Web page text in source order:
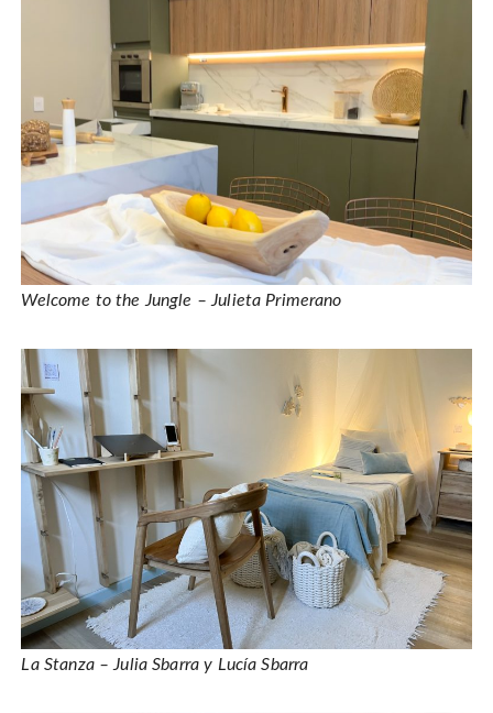
Welcome to the Jungle – Julieta Primerano
La Stanza – Julia Sbarra y Lucía Sbarra